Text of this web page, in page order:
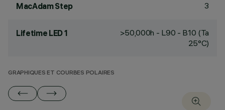
MacAdam Step 3
Lifetime LED 1
>50,000h - L90 - B10 (Ta
25°C)
GRAPHIQUES ET COURBES POLAIRES